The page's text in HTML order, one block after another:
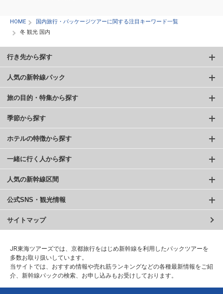
HOME
国内旅行・パッケージツアーに関する注目キーワード一覧
冬 観光 国内
行き先から探す
人気の新幹線パック
旅の目的・特集から探す
季節から探す
ホテルの特徴から探す
一緒に行く人から探す
人気の新幹線区間
公式SNS・観光情報
サイトマップ
JR東海ツアーズでは、京都旅行をはじめ新幹線を利用したパックツアーを
多数お取り扱いしています。
当サイトでは、おすすめ情報や売れ筋ランキングなどの各種最新情報をご紹
介、新幹線パックの検索、お申し込みもお受けしております。